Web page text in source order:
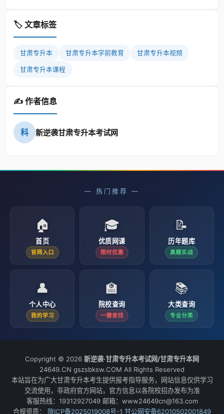
🏷️ 文章标签
甘肃专升本 甘肃专升本学前教育 甘肃专升本视频
甘肃专升本课程
✍️ 作者信息
科 新逆袭甘肃专升本考试网
— 热门推荐 —
🏠
首页
官网入口
🎓
优质网课
限时优惠
📝
历年题库
真题实战
👤
个人中心
我的学习
🏫
院校查询
一键查找
📚
大类查询
专业分类
Copyright © 2026 新逆袭·甘肃专升本考试网/甘肃专升本网
24649.CN gszsbksw.COM All Rights Reserved
本站旨在为广大甘肃专升本考生提供报考指导服务，网站信息仅供学习
交流使用，非政府官方网站，官方信息以各院校招办发布为准
客服热线：19312927049 邮箱：www24649cn@163.com
合规资质：
陇ICP备2025019008号-1 甘公网安备62010502001849